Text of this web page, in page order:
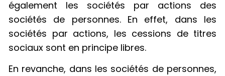
également les sociétés par actions des
sociétés de personnes. En effet, dans les
sociétés par actions, les cessions de titres
sociaux sont en principe libres.
En revanche, dans les sociétés de personnes,